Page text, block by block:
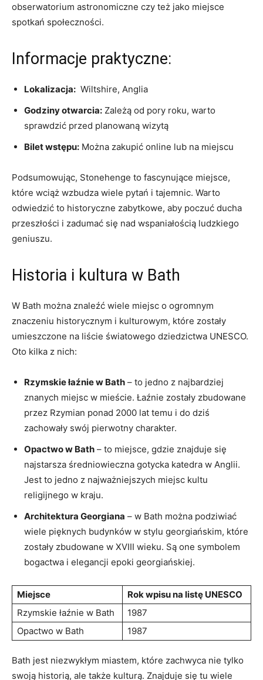
obserwatorium astronomiczne​ czy⁤ też jako miejsce
spotkań społeczności.
Informacje praktyczne:
Lokalizacja: ‍ Wiltshire, Anglia
Godziny otwarcia: Zależą od pory roku, ‍warto
sprawdzić‍ przed‍ planowaną wizytą
Bilet wstępu: Można zakupić online lub na miejscu
Podsumowując, Stonehenge to fascynujące miejsce,
⁣które wciąż wzbudza wiele⁣ pytań i​ tajemnic. Warto⁤
odwiedzić to​ historyczne zabytkowe, aby poczuć ducha
przeszłości i zadumać się nad wspaniałością ludzkiego
geniuszu.
Historia i ‌kultura⁢ w ‍Bath
W Bath⁢ można ⁤znaleźć ‍wiele miejsc o ogromnym
znaczeniu historycznym i kulturowym, które zostały
umieszczone⁢ na liście światowego dziedzictwa UNESCO.
Oto kilka z nich:
Rzymskie łaźnie⁤ w Bath – to jedno z najbardziej
znanych miejsc w mieście. Łaźnie⁤ zostały zbudowane
przez Rzymian ponad 2000 lat ⁣temu i⁤ do dziś
zachowały‍ swój pierwotny charakter.
Opactwo w Bath – to miejsce, gdzie ⁤znajduje⁢ się
‍najstarsza średniowieczna gotycka⁣ katedra w Anglii.
Jest to jedno z‍ najważniejszych miejsc‍ kultu
religijnego‍ w kraju.
Architektura Georgiana – w Bath można podziwiać
wiele‍ pięknych budynków w stylu georgiańskim, które
zostały zbudowane w XVIII wieku. Są one symbolem
bogactwa i elegancji epoki georgiańskiej.
Miejsce
Rok ‌wpisu na listę ⁢UNESCO
Rzymskie łaźnie w Bath
1987
Opactwo w​ Bath
1987
Bath jest⁣ niezwykłym miastem, które ⁣zachwyca nie tylko
swoją ⁢historią, ale także ‌kulturą. Znajduje ​się tu wiele